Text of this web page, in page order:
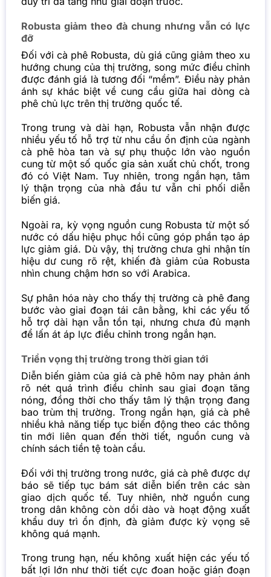
Robusta giảm theo đà chung nhưng vẫn có lực
đỡ
Đối với cà phê Robusta, dù giá cũng giảm theo xu
hướng chung của thị trường, song mức điều chỉnh
được đánh giá là tương đối “mềm”. Điều này phản
ánh sự khác biệt về cung cầu giữa hai dòng cà
phê chủ lực trên thị trường quốc tế.
Trong trung và dài hạn, Robusta vẫn nhận được
nhiều yếu tố hỗ trợ từ nhu cầu ổn định của ngành
cà phê hòa tan và sự phụ thuộc lớn vào nguồn
cung từ một số quốc gia sản xuất chủ chốt, trong
đó có Việt Nam. Tuy nhiên, trong ngắn hạn, tâm
lý thận trọng của nhà đầu tư vẫn chi phối diễn
biến giá.
Ngoài ra, kỳ vọng nguồn cung Robusta từ một số
nước có dấu hiệu phục hồi cũng góp phần tạo áp
lực giảm giá. Dù vậy, thị trường chưa ghi nhận tín
hiệu dư cung rõ rệt, khiến đà giảm của Robusta
nhìn chung chậm hơn so với Arabica.
Sự phân hóa này cho thấy thị trường cà phê đang
bước vào giai đoạn tái cân bằng, khi các yếu tố
hỗ trợ dài hạn vẫn tồn tại, nhưng chưa đủ mạnh
để lấn át áp lực điều chỉnh trong ngắn hạn.
Triển vọng thị trường trong thời gian tới
Diễn biến giảm của giá cà phê hôm nay phản ánh
rõ nét quá trình điều chỉnh sau giai đoạn tăng
nóng, đồng thời cho thấy tâm lý thận trọng đang
bao trùm thị trường. Trong ngắn hạn, giá cà phê
nhiều khả năng tiếp tục biến động theo các thông
tin mới liên quan đến thời tiết, nguồn cung và
chính sách tiền tệ toàn cầu.
Đối với thị trường trong nước, giá cà phê được dự
báo sẽ tiếp tục bám sát diễn biến trên các sàn
giao dịch quốc tế. Tuy nhiên, nhờ nguồn cung
trong dân không còn dồi dào và hoạt động xuất
khẩu duy trì ổn định, đà giảm được kỳ vọng sẽ
không quá mạnh.
Trong trung hạn, nếu không xuất hiện các yếu tố
bất lợi lớn như thời tiết cực đoan hoặc gián đoạn